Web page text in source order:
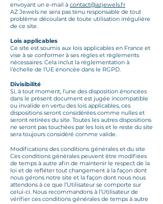
envoyant un e-mail à contact@azjewels.fr
AZ Jewels ne sera pas tenu responsable de tout
problème découlant de toute utilisation irrégulière
de ce site.
Lois applicables
Ce site est soumis aux lois applicables en France et
vise à se conformer à ses règles et règlements
nécessaires. Cela inclut la réglementation à
l’échelle de l’UE énoncée dans le RGPD.
Divisibilité
Si, à tout moment, l’une des disposition énoncées
dans le présent document est jugée incompatible
ou invalide en vertu des lois applicables, ces
dispositions seront considérées comme nulles et
seront retirées du site. Toutes les autres dispositions
ne seront pas touchées par les lois et le reste du site
sera toujours considéré comme valide.
Modifications des conditions générales et du site
Ces conditions générales peuvent être modifiées
de temps à autre afin de maintenir le respect de la
loi et de refléter tout changement à la façon dont
nous gérons notre site et la façon dont nous nous
attendons à ce que l’Utilisateur se comporte sur
celui-ci. Nous recommandons à l’Utilisateur de
vérifier ces conditions générales de temps à autre